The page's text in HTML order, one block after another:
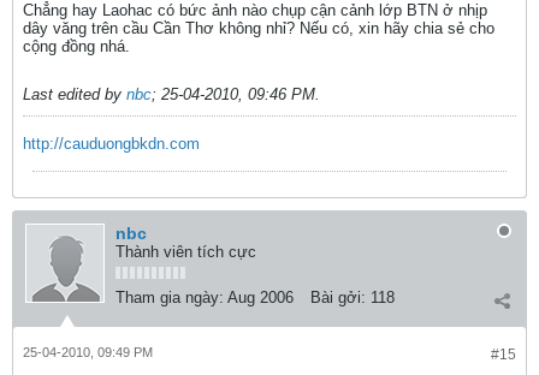
Chẳng hay Laohac có bức ảnh nào chụp cận cảnh lớp BTN ở nhịp
dây văng trên cầu Cần Thơ không nhỉ? Nếu có, xin hãy chia sẻ cho
cộng đồng nhá.
Last edited by nbc; 25-04-2010, 09:46 PM.
http://cauduongbkdn.com
nbc
Thành viên tích cực
Tham gia ngày: Aug 2006 Bài gởi: 118
#15
25-04-2010, 09:49 PM